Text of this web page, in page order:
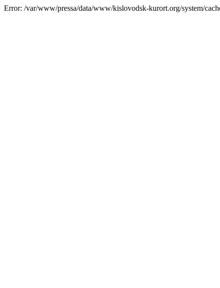
Error: /var/www/pressa/data/www/kislovodsk-kurort.org/system/